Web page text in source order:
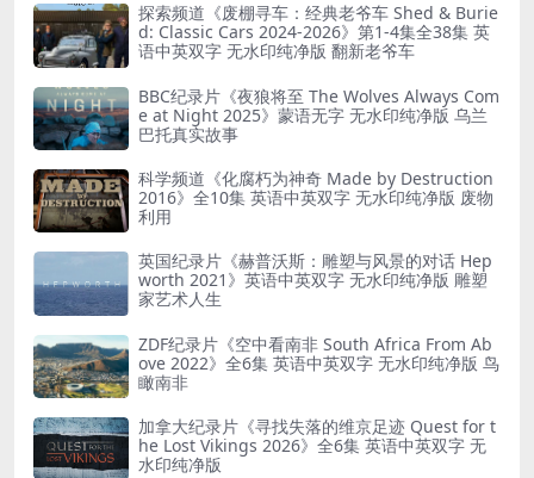
探索频道《废棚寻车：经典老爷车 Shed & Burie
d: Classic Cars 2024-2026》第1-4集全38集 英
语中英双字 无水印纯净版 翻新老爷车
BBC纪录片《夜狼将至 The Wolves Always Com
e at Night 2025》蒙语无字 无水印纯净版 乌兰
巴托真实故事
科学频道《化腐朽为神奇 Made by Destruction
2016》全10集 英语中英双字 无水印纯净版 废物
利用
英国纪录片《赫普沃斯：雕塑与风景的对话 Hep
worth 2021》英语中英双字 无水印纯净版 雕塑
家艺术人生
ZDF纪录片《空中看南非 South Africa From Ab
ove 2022》全6集 英语中英双字 无水印纯净版 鸟
瞰南非
加拿大纪录片《寻找失落的维京足迹 Quest for t
he Lost Vikings 2026》全6集 英语中英双字 无
水印纯净版